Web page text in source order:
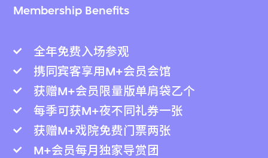
Membership Benefits
全年免费入场参观
携同宾客享用M+会员会馆
获赠M+会员限量版单肩袋乙个
每季可获M+夜不同礼券一张
获赠M+戏院免费门票两张
M+会员每月独家导赏团